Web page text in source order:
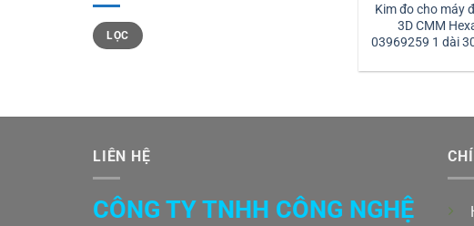
Giá
tối
thiểu
Giá
tối
đa
LỌC
Kim đo cho máy
3D CMM
03969259 1 dài
LIÊN HỆ
CÔNG TY TNHH CÔNG NGHỆ